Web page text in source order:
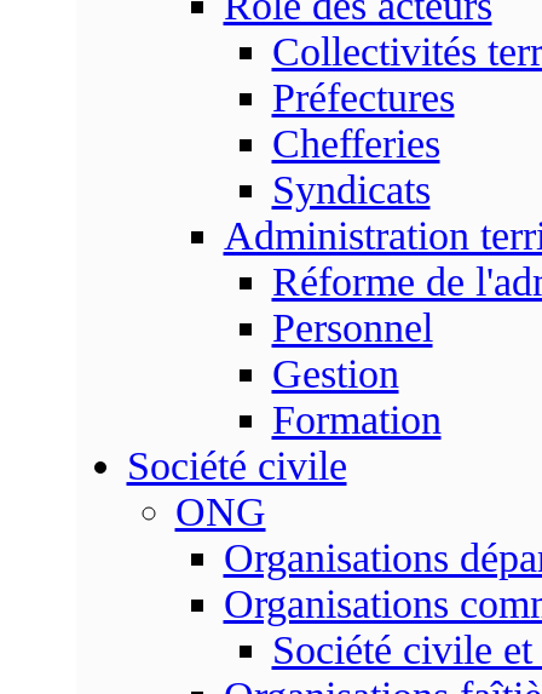
Collectivités
Préfectures
Chefferies
Syndicats
Administration
Réforme de
Personnel
Gestion
Formation
Société civile
ONG
Organisations
Organisations
Société civile